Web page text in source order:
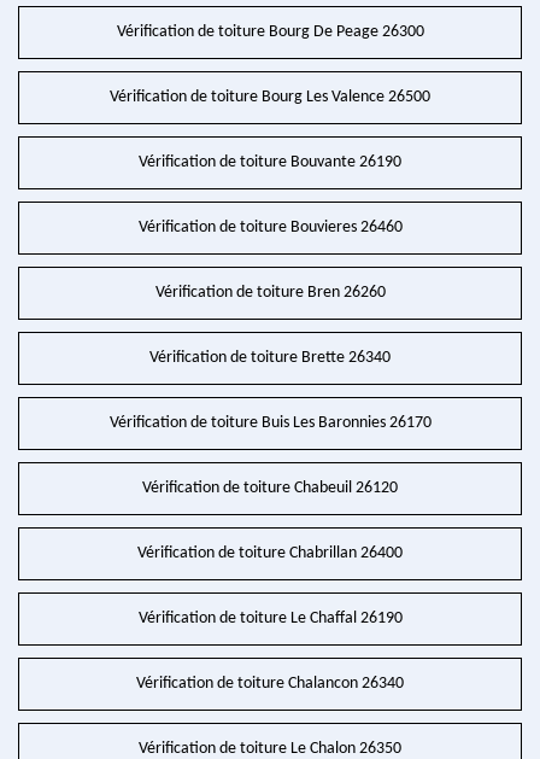
Vérification de toiture Bourg De Peage 26300
Vérification de toiture Bourg Les Valence 26500
Vérification de toiture Bouvante 26190
Vérification de toiture Bouvieres 26460
Vérification de toiture Bren 26260
Vérification de toiture Brette 26340
Vérification de toiture Buis Les Baronnies 26170
Vérification de toiture Chabeuil 26120
Vérification de toiture Chabrillan 26400
Vérification de toiture Le Chaffal 26190
Vérification de toiture Chalancon 26340
Vérification de toiture Le Chalon 26350